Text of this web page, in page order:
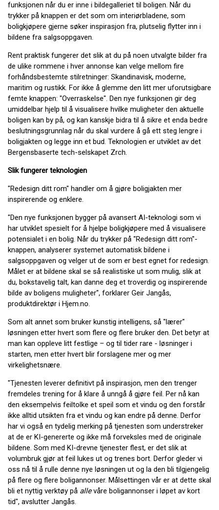
funksjonen når du er inne i bildegalleriet til boligen. Når du
trykker på knappen er det som om interiørbladene, som
boligkjøpere gjerne søker inspirasjon fra, plutselig flytter inn i
bildene fra salgsoppgaven.
Rent praktisk fungerer det slik at du på noen utvalgte bilder fra
de ulike rommene i hver annonse kan velge mellom fire
forhåndsbestemte stilretninger: Skandinavisk, moderne,
maritim og rustikk. For ikke å glemme den litt mer uforutsigbare
femte knappen: "Overraskelse". Den nye funksjonen gir deg
umiddelbar hjelp til å visualisere hvilke muligheter den aktuelle
boligen kan by på, og kan kanskje bidra til å sikre et enda bedre
beslutningsgrunnlag når du skal vurdere å gå ett steg lengre i
boligjakten og legge inn et bud. Teknologien er utviklet av det
Bergensbaserte tech-selskapet Zrch.
Slik fungerer teknologien
"Redesign ditt rom" handler om å gjøre boligjakten mer
inspirerende og enklere.
"Den nye funksjonen bygger på avansert AI-teknologi som vi
har utviklet spesielt for å hjelpe boligkjøpere med å visualisere
potensialet i en bolig. Når du trykker på "Redesign ditt rom"-
knappen, analyserer systemet automatisk bildene i
salgsoppgaven og velger ut de som er best egnet for redesign.
Målet er at bildene skal se så realistiske ut som mulig, slik at
du, bokstavelig talt, kan danne deg et troverdig og inspirerende
bilde av boligens muligheter", forklarer Geir Jangås,
produktdirektør i Hjem.no.
Som alt annet som bruker kunstig intelligens, så "lærer"
løsningen etter hvert som flere og flere bruker den. Det betyr at
man kan oppleve litt festlige – og til tider rare - løsninger i
starten, men etter hvert blir forslagene mer og mer
virkelighetsnære.
"Tjenesten leverer definitivt på inspirasjon, men den trenger
fremdeles trening for å klare å unngå å gjøre feil. Per nå kan
den eksempelvis feiltolke et speil som et vindu og den forstår
ikke alltid utsikten fra et vindu og kan endre på denne. Derfor
har vi også en tydelig merking på tjenesten som understreker
at de er KI-genererte og ikke må forveksles med de originale
bildene. Som med KI-drevne tjenester flest, er det slik at
volumbruk gjør at feil lukes ut og trenes bort. Derfor gleder vi
oss nå til å rulle denne nye løsningen ut og la den bli tilgjengelig
på flere og flere boligannonser. Målsettingen vår er at dette skal
bli et nyttig verktøy på allevåre boligannonser i løpet av kort
tid", avslutter Jangås.